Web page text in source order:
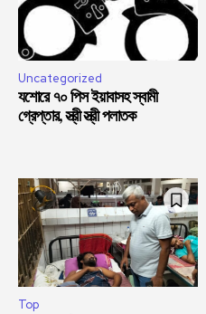
Uncategorized
যশোরে ৭০ পিস ইয়াবাসহ স্বামী
গ্রেপ্তার, স্ত্রী স্ত্রী পলাতক
Top